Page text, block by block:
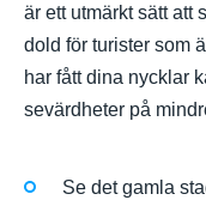
är ett utmärkt sätt att
dold för turister som
har fått dina nycklar
sevärdheter på
Se det gamla